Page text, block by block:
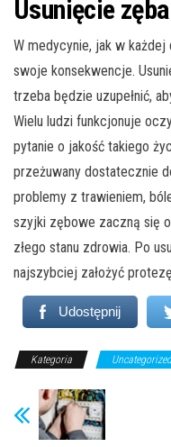
Usunięcie
W medycynie, jak w
swoje konsekwencje.
trzeba będzie uzupełnić,
Wielu ludzi funkcjonuje
pytanie o jakość takiego
przeżuwany dostatecznie
problemy z trawieniem,
szyjki zębowe zaczną się
złego stanu zdrowia. Po
najszybciej założyć
Udostępnij
Kategoria Uncategorized